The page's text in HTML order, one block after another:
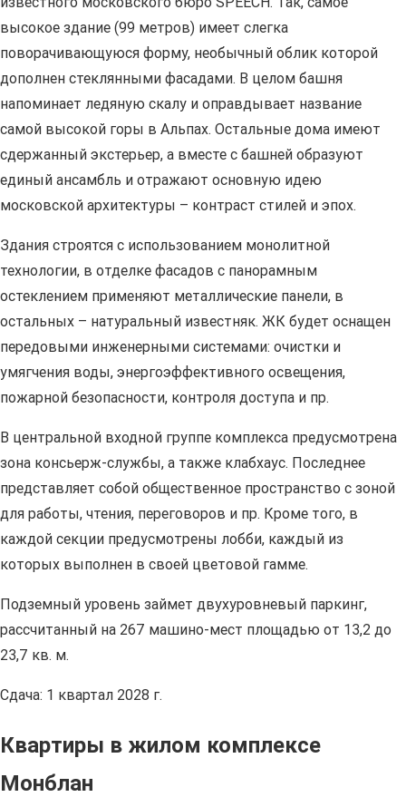
высокое здание (99 метров) имеет слегка
поворачивающуюся форму, необычный облик которой
дополнен стеклянными фасадами. В целом башня
напоминает ледяную скалу и оправдывает название
самой высокой горы в Альпах. Остальные дома имеют
сдержанный экстерьер, а вместе с башней образуют
единый ансамбль и отражают основную идею
московской архитектуры – контраст стилей и эпох.
Здания строятся с использованием монолитной
технологии, в отделке фасадов с панорамным
остеклением применяют металлические панели, в
остальных – натуральный известняк. ЖК будет оснащен
передовыми инженерными системами: очистки и
умягчения воды, энергоэффективного освещения,
пожарной безопасности, контроля доступа и пр.
В центральной входной группе комплекса предусмотрена
зона консьерж-службы, а также клабхаус. Последнее
представляет собой общественное пространство с зоной
для работы, чтения, переговоров и пр. Кроме того, в
каждой секции предусмотрены лобби, каждый из
которых выполнен в своей цветовой гамме.
Подземный уровень займет двухуровневый паркинг,
рассчитанный на 267 машино-мест площадью от 13,2 до
23,7 кв. м.
Сдача: 1 квартал 2028 г.
Квартиры в жилом комплексе
Монблан